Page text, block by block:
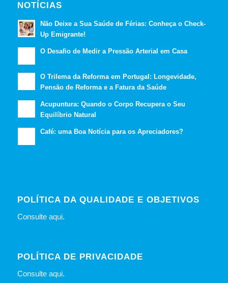
NOTÍCIAS
Não Deixe a Sua Saúde de Férias: Conheça o Check-
Up Emigrante!
O Desafio de Medir a Pressão Arterial em Casa
O Trilema da Reforma em Portugal: Longevidade,
Pensão de Reforma e a Fatura da Saúde
Acupuntura: Quando o Corpo Recupera o Seu
Equilíbrio Natural
Café: uma Boa Notícia para os Apreciadores?
POLÍTICA DA QUALIDADE E OBJETIVOS
Consulte aqui.
POLÍTICA DE PRIVACIDADE
Consulte aqui.